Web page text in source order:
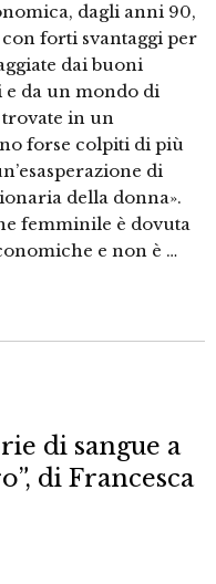
dagli anni 90,
forti svantaggi per
dai buoni
da un mondo di
in un
forse colpiti di più
di
della donna».
femminile è dovuta
e non è …
di sangue a
di Francesca